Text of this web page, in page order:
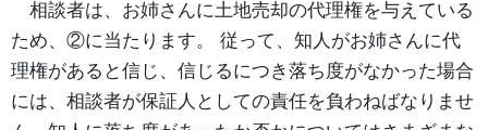
相談者は、お姉さんに土地売却の代理権を与えている
ため、②に当たります。 従って、知人がお姉さんに代
理権があると信じ、信じるにつき落ち度がなかった場合
には、相談者が保証人としての責任を負わねばなりませ